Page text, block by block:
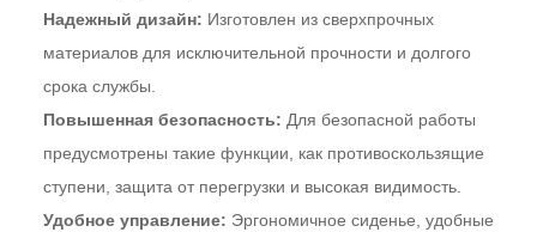
Надежный дизайн: Изготовлен из сверхпрочных
материалов для исключительной прочности и долгого
срока службы.
Повышенная безопасность: Для безопасной работы
предусмотрены такие функции, как противоскользящие
ступени, защита от перегрузки и высокая видимость.
Удобное управление: Эргономичное сиденье, удобные